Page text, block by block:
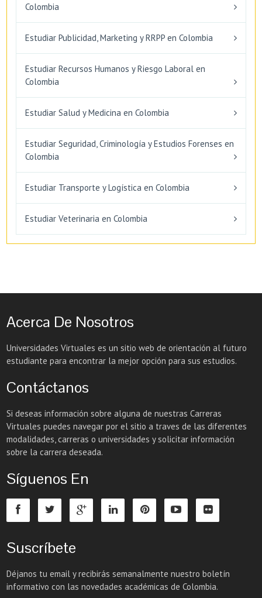
Colombia
Estudiar Publicidad, Marketing y RRPP en Colombia
Estudiar Recursos Humanos y Riesgo Laboral en
Colombia
Estudiar Salud y Medicina en Colombia
Estudiar Seguridad, Criminología y Estudios Forenses en
Colombia
Estudiar Transporte y Logística en Colombia
Estudiar Veterinaria en Colombia
Acerca De Nosotros
Universidades Virtuales es un sitio web de orientación al futuro
estudiante para encontrar la mejor opción para sus estudios.
Contáctanos
Si deseas información sobre alguna de nuestras Carreras
Virtuales puedes navegar por el sitio a traves de las diferentes
modalidades, carreras o universidades y solicitar información
sobre la carrera deseada.
Síguenos En
Suscríbete
Déjanos tu email y recibirás semanalmente nuestro boletín
informativo con las novedades académicas de Colombia.